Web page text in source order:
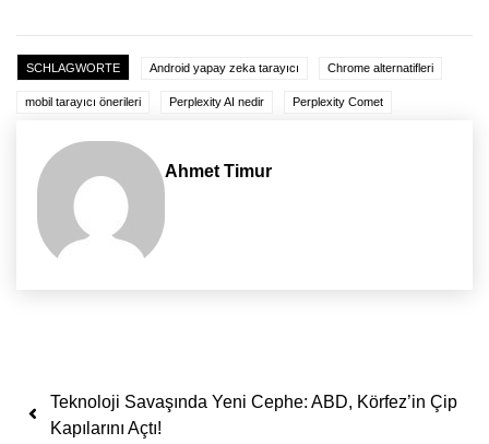
SCHLAGWORTE Android yapay zeka tarayıcı Chrome alternatifleri
mobil tarayıcı önerileri Perplexity AI nedir Perplexity Comet
Ahmet Timur
Yazı dolaşımı
Teknoloji Savaşında Yeni Cephe: ABD, Körfez’in Çip
Kapılarını Açtı!